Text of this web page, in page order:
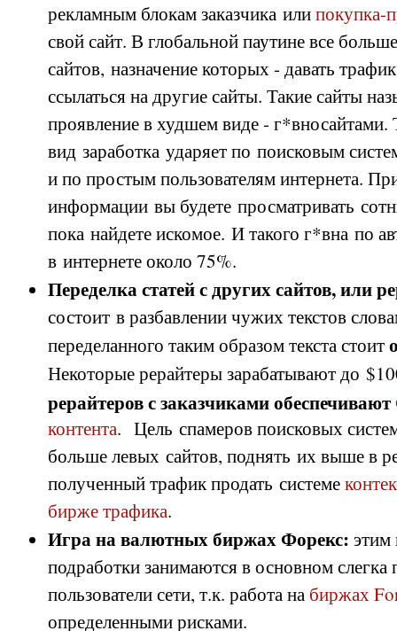
рекламным блокам заказчика илипокупка-
свой сайт. В глобальной паутине все
сайтов, назначение которых - давать
ссылаться на другие сайты. Такие сайты
проявление в худшем виде - г*вносайтами.
вид заработка ударяет по поисковым
и по простым пользователям интернета.
информации вы будете просматривать
пока найдете искомое. И такого г*вна по
в интернете около 75%.
Переделка статей с других сайтов, или
состоит в разбавлении чужих текстов
переделанного таким образом текста стоит
Некоторые рерайтеры зарабатывают до
рерайтеров с заказчиками обеспечивают
контента. Цель спамеров поисковых
больше левых сайтов, поднять их выше в
полученный трафик продать системе
бирже трафика.
Игра на валютных биржах Форекс: этим
подработки занимаются в основном слегка
пользователи сети, т.к. работа на биржах
определенными рисками.